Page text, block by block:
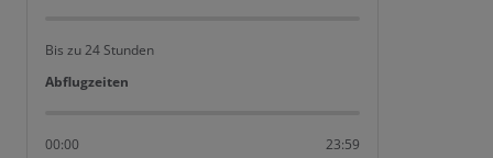
Bis zu 24 Stunden
Abflugzeiten
Abflugzeiten
00:00 23:59